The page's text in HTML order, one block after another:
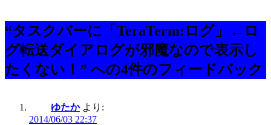
“タスクバーに「TeraTerm:ログ」←ロ
グ転送ダイアログが邪魔なので表示し
たくない！” への4件のフィードバック
ゆたか より:
2014/06/03 22:37